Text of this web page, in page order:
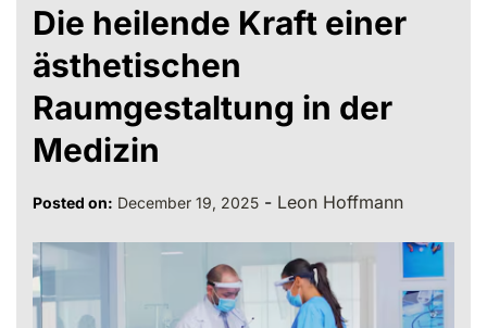
Die heilende Kraft einer
ästhetischen
Raumgestaltung in der
Medizin
Posted on: December 19, 2025 - Leon Hoffmann